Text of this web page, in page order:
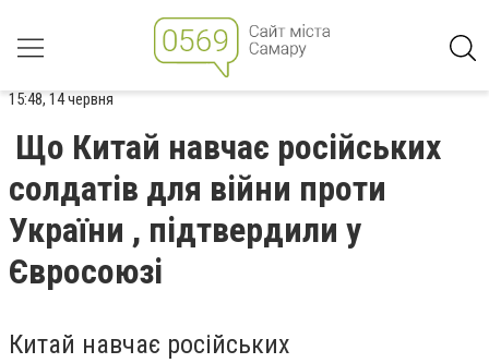
15:48, 14 червня
Що Китай навчає російських
солдатів для війни проти
України , підтвердили у
Євросоюзі
Китай навчає російських